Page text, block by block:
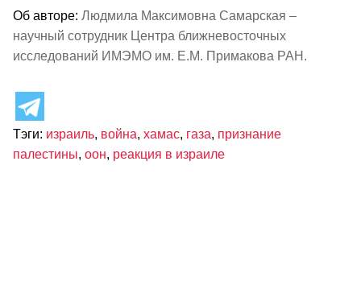
Об авторе: Людмила Максимовна Самарская –
научный сотрудник Центра ближневосточных
исследований ИМЭМО им. Е.М. Примакова РАН.
Тэги: израиль, война, хамас, газа, признание
палестины, оон, реакция в израиле